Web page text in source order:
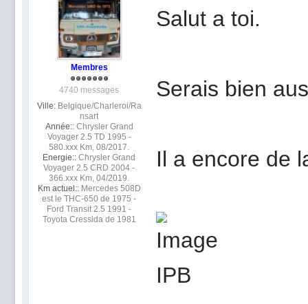
Membres
4740 messages
Ville: Belgique/Charleroi/Ra
nsart
Année:: Chrysler Grand
Voyager 2.5 TD 1995 -
580.xxx Km, 08/2017.
Energie:: Chrysler Grand
Voyager 2.5 CRD 2004 -
366.xxx Km, 04/2019.
Km actuel:: Mercedes 508D
est le THC-650 de 1975 -
Ford Transit 2.5 1991 -
Toyota Cressida de 1981
Salut a toi.
Serais bien
Il a encore de